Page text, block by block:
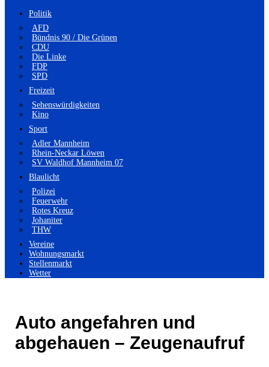
Politik
AFD
Bündnis 90 / Die Grünen
CDU
Die Linke
FDP
SPD
Freizeit
Sehenswürdigkeiten
Kino
Sport
Adler Mannheim
Rhein-Neckar Löwen
SV Waldhof Mannheim 07
Blaulicht
Polizei
Feuerwehr
Rotes Kreuz
Johaniter
THW
Vereine
Wohnungsmarkt
Stellenmarkt
Wetter
Auto angefahren und
abgehauen – Zeugenaufruf